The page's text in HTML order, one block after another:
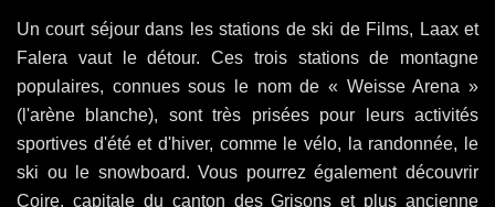
Un court séjour dans les stations de ski de Films, Laax et
Falera vaut le détour. Ces trois stations de montagne
populaires, connues sous le nom de « Weisse Arena »
(l'arène blanche), sont très prisées pour leurs activités
sportives d'été et d'hiver, comme le vélo, la randonnée, le
ski ou le snowboard. Vous pourrez également découvrir
Coire, capitale du canton des Grisons et plus ancienne